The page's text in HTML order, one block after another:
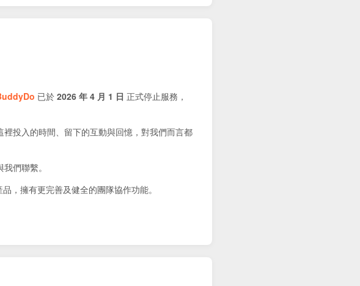
已於 2026 年 4 月 1 日 正式停止服務，
投入的時間、留下的互動與回憶，對我們而言都
們聯繫。
，擁有更完善及健全的團隊協作功能。